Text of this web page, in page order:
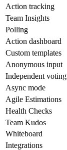
Action tracking
Team Insights
Polling
Action dashboard
Custom templates
Anonymous input
Independent voting
Async mode
Agile Estimations
Health Checks
Team Kudos
Whiteboard
Integrations